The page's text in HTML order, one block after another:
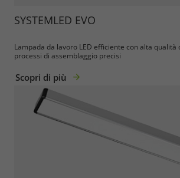
SYSTEMLED EVO
Lampada da lavoro LED efficiente con alta qualità
processi di assemblaggio precisi
Scopri di più